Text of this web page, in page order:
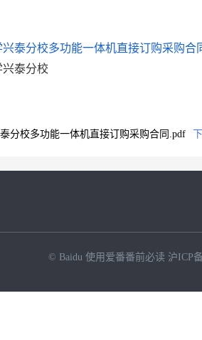
泰分校多功能一体机直接订购采购合
兴泰分校
分校多功能一体机直接订购采购合同.pdf
© Baidu 使用爱番番前必读 沪ICP